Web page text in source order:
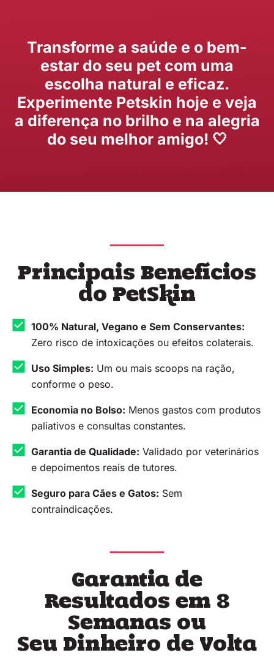
Transforme a saúde e o bem-
estar do seu pet com uma
escolha natural e eficaz.
Experimente Petskin hoje e veja
a diferença no brilho e na alegria
do seu melhor amigo! 🤍
Principais Benefícios
do PetSkin
100% Natural, Vegano e Sem Conservantes:
Zero risco de intoxicações ou efeitos colaterais.
Uso Simples: Um ou mais scoops na ração,
conforme o peso.
Economia no Bolso: Menos gastos com produtos
paliativos e consultas constantes.
Garantia de Qualidade: Validado por veterinários
e depoimentos reais de tutores.
Seguro para Cães e Gatos: Sem
contraindicações.
Garantia de
Resultados em 8
Semanas ou
Seu Dinheiro de Volta